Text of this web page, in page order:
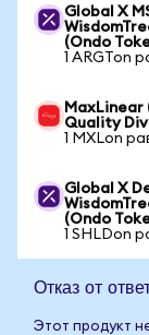
Global X
(Ondo
1 ARGTon
MaxLinear
Quality
1 MXLon
Global X
(Ondo
1 SHLDon
Отказ от
Этот продукт